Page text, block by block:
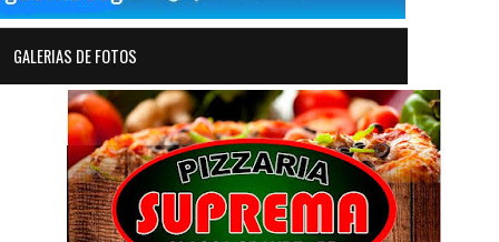
GALERIAS DE FOTOS